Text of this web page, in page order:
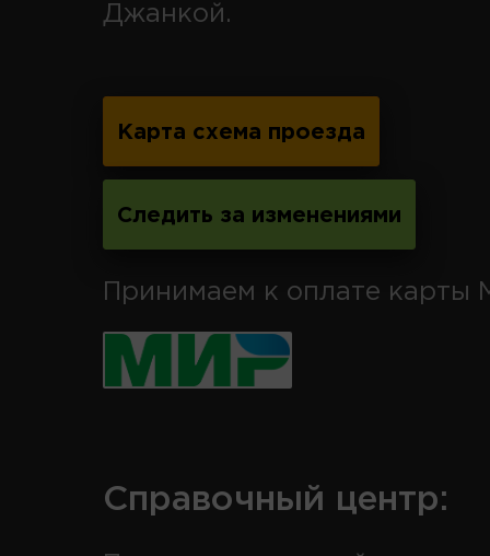
Джанкой.
Карта схема проезда
Следить за изменениями
Принимаем к оплате карты
Справочный центр: